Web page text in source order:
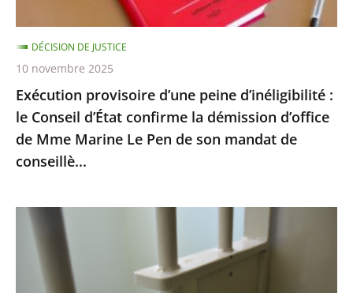
confirme
la
démission
d’office
de
Mme
Marine
Pen
son
mandat
Exécution provisoire d’une peine d’inéligibilité :
le Conseil d’État confirme la démission d’office
de Mme Marine Le Pen de son mandat de
conseillè...
DÉCISION DE JUSTICE
10 novembre 2025
Prisons
quartiers